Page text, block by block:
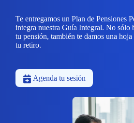
Te entregamos un Plan de Pensiones
integra nuestra Guía Integral. No sólo
tu pensión, también te damos una
tu retiro.
Agenda tu sesión